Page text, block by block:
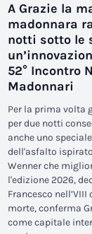
A Grazie la
madonnara
notti sotto le
52° Incontro
Madonnari
Per la prima volta
per due notti
anche uno
dell'asfalto
Wenner che
l'edizione 2026,
Francesco
morte, conferma
come capitale